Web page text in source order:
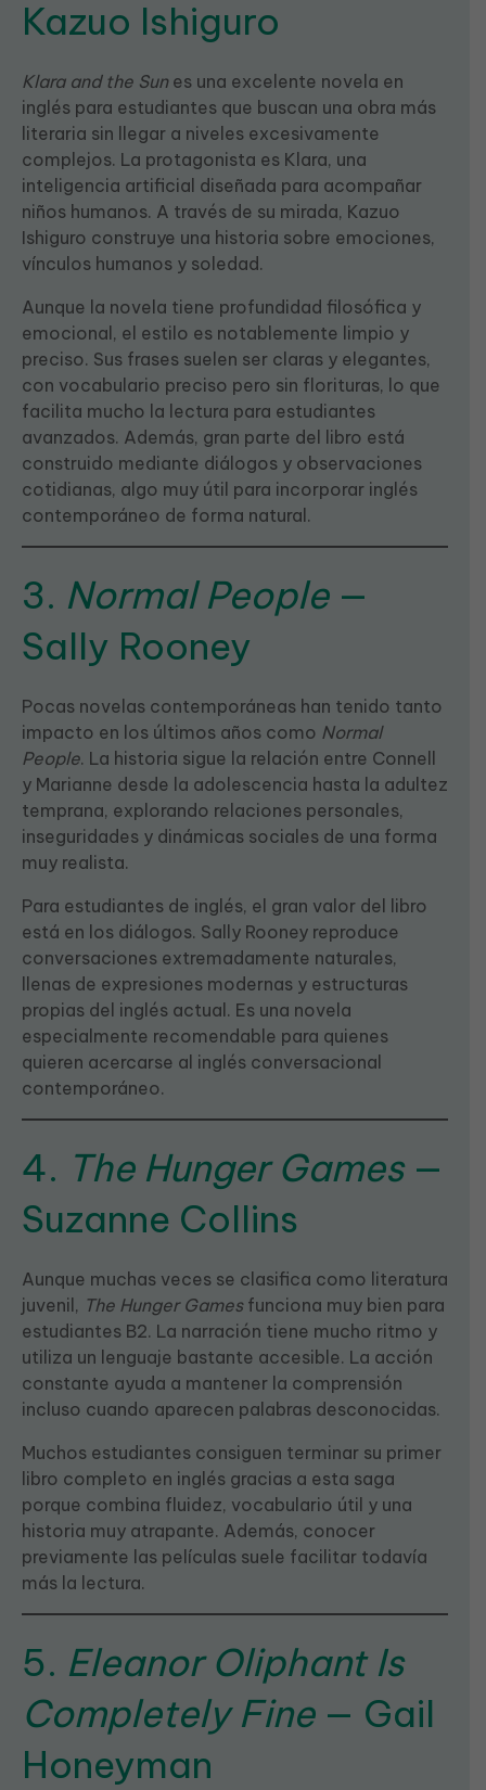
Kazuo Ishiguro
Klara and the Sunes una excelente novela en
inglés para estudiantes que buscan una obra más
literaria sin llegar a niveles excesivamente
complejos. La protagonista es Klara, una
inteligencia artificial diseñada para acompañar
niños humanos. A través de su mirada, Kazuo
Ishiguro construye una historia sobre emociones,
vínculos humanos y soledad.
Aunque la novela tiene profundidad filosófica y
emocional, el estilo es notablemente limpio y
preciso. Sus frases suelen ser claras y elegantes,
con vocabulario preciso pero sin florituras, lo que
facilita mucho la lectura para estudiantes
avanzados. Además, gran parte del libro está
construido mediante diálogos y observaciones
cotidianas, algo muy útil para incorporar inglés
contemporáneo de forma natural.
3. Normal People—
Sally Rooney
Pocas novelas contemporáneas han tenido tanto
impacto en los últimos años como Normal
People. La historia sigue la relación entre Connell
y Marianne desde la adolescencia hasta la adultez
temprana, explorando relaciones personales,
inseguridades y dinámicas sociales de una forma
muy realista.
Para estudiantes de inglés, el gran valor del libro
está en los diálogos. Sally Rooney reproduce
conversaciones extremadamente naturales,
llenas de expresiones modernas y estructuras
propias del inglés actual. Es una novela
especialmente recomendable para quienes
quieren acercarse al inglés conversacional
contemporáneo.
4. The Hunger Games—
Suzanne Collins
Aunque muchas veces se clasifica como literatura
juvenil, The Hunger Gamesfunciona muy bien para
estudiantes B2. La narración tiene mucho ritmo y
utiliza un lenguaje bastante accesible. La acción
constante ayuda a mantener la comprensión
incluso cuando aparecen palabras desconocidas.
Muchos estudiantes consiguen terminar su primer
libro completo en inglés gracias a esta saga
porque combina fluidez, vocabulario útil y una
historia muy atrapante. Además, conocer
previamente las películas suele facilitar todavía
más la lectura.
5. Eleanor Oliphant Is
Completely Fine— Gail
Honeyman